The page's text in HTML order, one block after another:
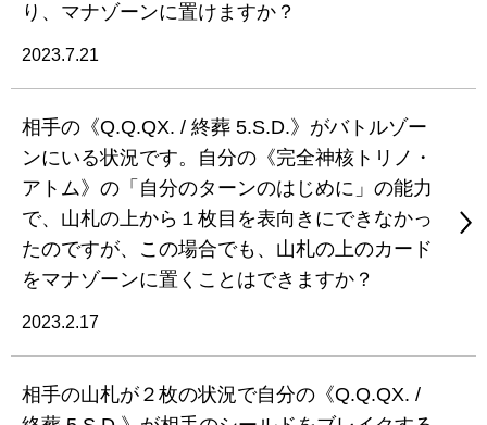
り、マナゾーンに置けますか？
2023.7.21
相手の《Q.Q.QX. / 終葬 5.S.D.》がバトルゾー
ンにいる状況です。自分の《完全神核トリノ・
アトム》の「自分のターンのはじめに」の能力
で、山札の上から１枚目を表向きにできなかっ
たのですが、この場合でも、山札の上のカード
をマナゾーンに置くことはできますか？
2023.2.17
相手の山札が２枚の状況で自分の《Q.Q.QX. /